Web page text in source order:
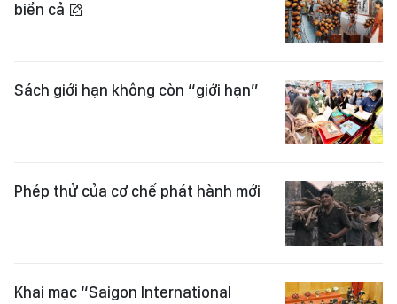
biển cả
Sách giới hạn không còn “giới hạn”
Phép thử của cơ chế phát hành mới
Khai mạc “Saigon International